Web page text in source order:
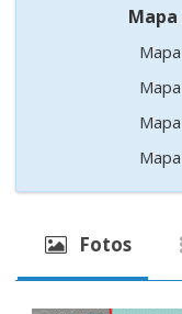
Mapa
Fotos